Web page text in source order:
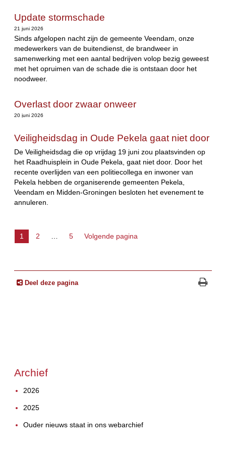
Update stormschade
21 juni 2026
Sinds afgelopen nacht zijn de gemeente Veendam, onze
medewerkers van de buitendienst, de brandweer in
samenwerking met een aantal bedrijven volop bezig geweest
met het opruimen van de schade die is ontstaan door het
noodweer.
Overlast door zwaar onweer
20 juni 2026
Veiligheidsdag in Oude Pekela gaat niet door
De Veiligheidsdag die op vrijdag 19 juni zou plaatsvinden op
het Raadhuisplein in Oude Pekela, gaat niet door. Door het
recente overlijden van een politiecollega en inwoner van
Pekela hebben de organiserende gemeenten Pekela,
Veendam en Midden-Groningen besloten het evenement te
annuleren.
1 2 5 Volgende pagina
Deel deze pagina
Archief
2026
2025
Ouder nieuws staat in ons webarchief